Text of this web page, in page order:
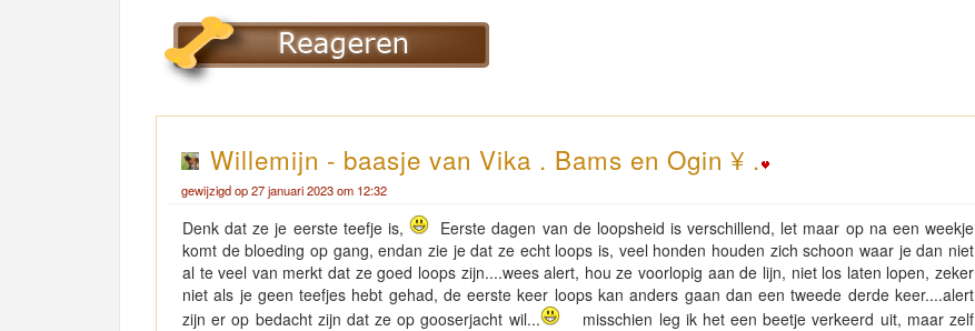
Willemijn - baasje van Vika . Bams en Ogin ¥ .
gewijzigd op 27 januari 2023 om 12:32
Denk dat ze je eerste teefje is,
Eerste dagen van de loopsheid is verschillend, let maar op na een weekje
komt de bloeding op gang, endan zie je dat ze echt loops is, veel honden houden zich schoon waar je dan niet
al te veel van merkt dat ze goed loops zijn....wees alert, hou ze voorlopig aan de lijn, niet los laten lopen, zeker
niet als je geen teefjes hebt gehad, de eerste keer loops kan anders gaan dan een tweede derde keer....alert
zijn er op bedacht zijn dat ze op gooserjacht wil...
misschien leg ik het een beetje verkeerd uit, maar zelf